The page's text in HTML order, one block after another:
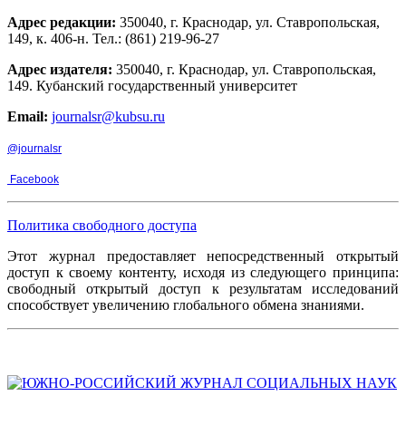
Адрес редакции: 350040, г. Краснодар, ул. Ставропольская,
149, к. 406-н. Тел.: (861) 219-96-27
Адрес издателя: 350040, г. Краснодар, ул. Ставропольская,
149. Кубанский государственный университет
Email: journalsr@kubsu.ru
@journalsr
Facebook
Политика свободного доступа
Этот журнал предоставляет непосредственный открытый
доступ к своему контенту, исходя из следующего принципа:
свободный открытый доступ к результатам исследований
способствует увеличению глобального обмена знаниями.